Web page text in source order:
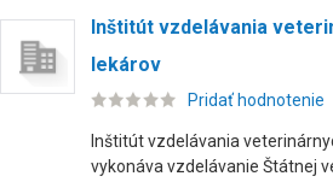
Inštitút vzdelávania
lekárov
Pridať hodnotenie
Inštitút vzdelávania
vykonáva vzdelávanie Štátnej